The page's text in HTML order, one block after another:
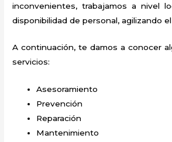
inconvenientes, trabajamos a nivel
disponibilidad de personal, agilizando
A continuación, te damos a conocer
servicios:
Asesoramiento
Prevención
Reparación
Mantenimiento